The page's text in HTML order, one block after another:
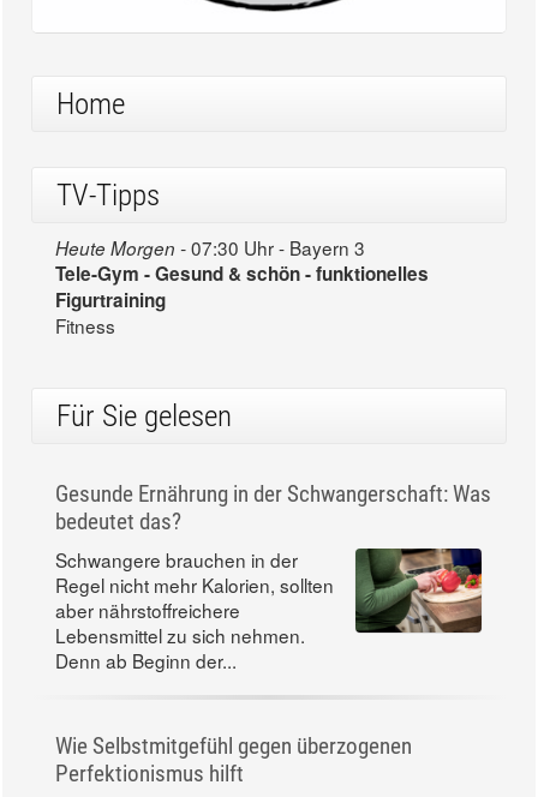
Home
TV-Tipps
Heute Morgen -07:30 Uhr - Bayern 3
Tele-Gym - Gesund & schön - funktionelles
Figurtraining
Fitness
Für Sie gelesen
Gesunde Ernährung in der Schwangerschaft: Was
bedeutet das?
Schwangere brauchen in der
Regel nicht mehr Kalorien, sollten
aber nährstoffreichere
Lebensmittel zu sich nehmen.
Denn ab Beginn der...
Wie Selbstmitgefühl gegen überzogenen
Perfektionismus hilft